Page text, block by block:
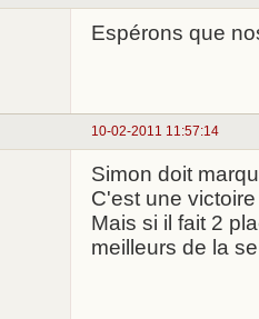
Espérons que
10-02-2011 11:57:14
Simon doit
C'est une
Mais si il fait 2
meilleurs de la